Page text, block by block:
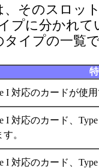
、そのスロッ
プに分かれて
タイプの一覧
I 対応のカードが使
I 対応のカード、
。
I 対応のカード、